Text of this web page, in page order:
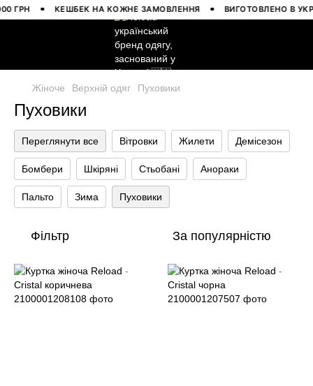
КЕШБЕК НА КОЖНЕ ЗАМОВЛЕННЯ ВИГОТОВЛЕНО В УКРАЇНІ
Жіноче Верхній одяг Пуховики
Пуховики
Переглянути все Вітровки Жилети Демісезон
Бомбери Шкіряні Стьобані Анораки
Пальто Зима Пуховики
Фільтр За популярністю